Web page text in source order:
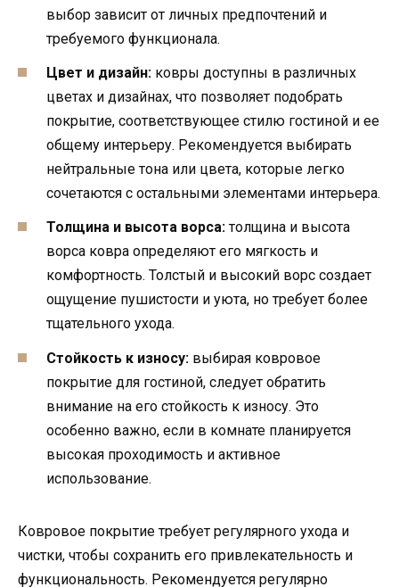
выбор зависит от личных предпочтений и
требуемого функционала.
Цвет и дизайн: ковры доступны в различных
цветах и дизайнах, что позволяет подобрать
покрытие, соответствующее стилю гостиной и ее
общему интерьеру. Рекомендуется выбирать
нейтральные тона или цвета, которые легко
сочетаются с остальными элементами интерьера.
Толщина и высота ворса: толщина и высота
ворса ковра определяют его мягкость и
комфортность. Толстый и высокий ворс создает
ощущение пушистости и уюта, но требует более
тщательного ухода.
Стойкость к износу: выбирая ковровое
покрытие для гостиной, следует обратить
внимание на его стойкость к износу. Это
особенно важно, если в комнате планируется
высокая проходимость и активное
использование.
Ковровое покрытие требует регулярного ухода и
чистки, чтобы сохранить его привлекательность и
функциональность. Рекомендуется регулярно